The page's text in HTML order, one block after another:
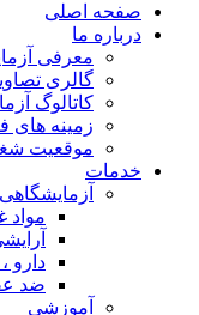
صفحه اصلی
درباره ما
معرفی
گالری
کاتالوگ
زمینه های
موقعیت
خدمات
مواد
دارو
ضد
آموزشی